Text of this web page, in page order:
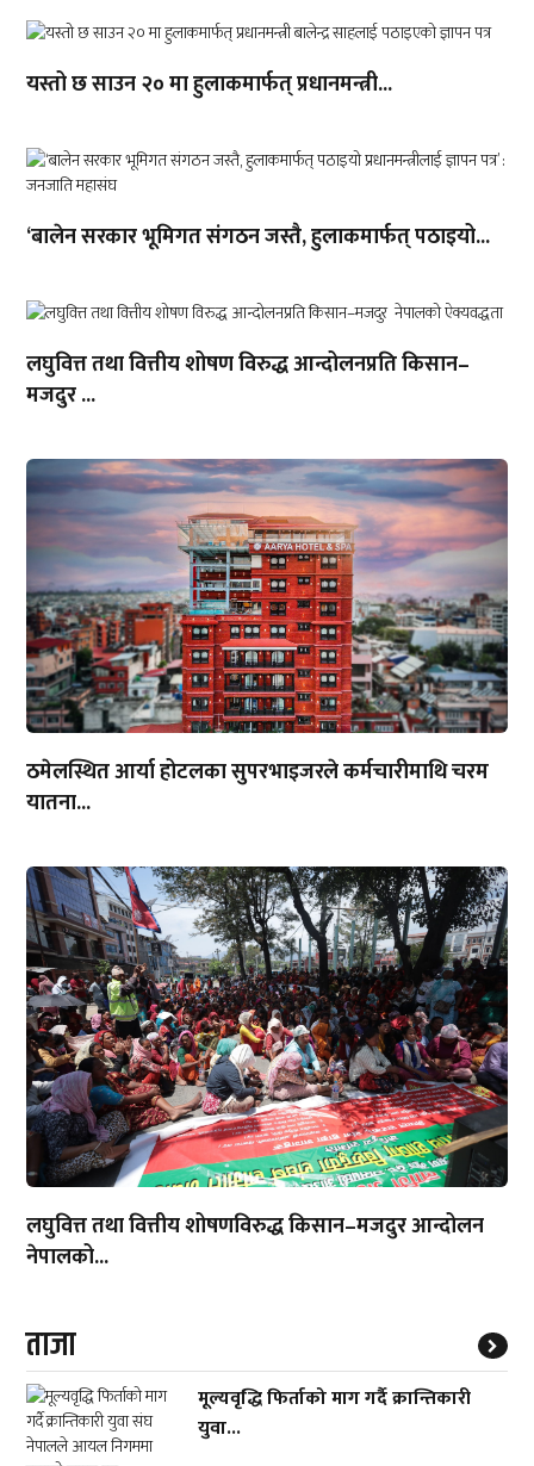
यस्तो छ साउन २० मा हुलाकमार्फत् प्रधानमन्त्री...
‘बालेन सरकार भूमिगत संगठन जस्तै, हुलाकमार्फत् पठाइयो...
लघुवित्त तथा वित्तीय शोषण विरुद्ध आन्दोलनप्रति किसान–
मजदुर ...
ठमेलस्थित आर्या होटलका सुपरभाइजरले कर्मचारीमाथि चरम
यातना...
लघुवित्त तथा वित्तीय शोषणविरुद्ध किसान–मजदुर आन्दोलन
नेपालको...
ताजा
मूल्यवृद्धि फिर्ताको माग गर्दै क्रान्तिकारी
युवा...